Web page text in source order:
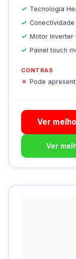
Tecnologia
Conectividade
Motor Inverter
Painel touch
CONTRAS
Pode
Ver
Ver